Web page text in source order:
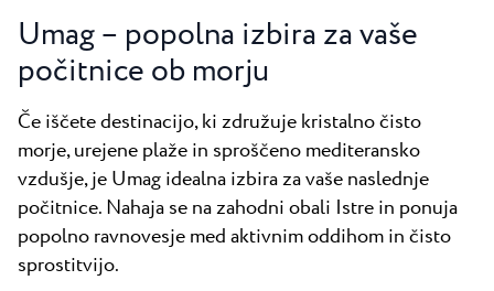
Vsi resorti
Dogodki
Plaže
Aktivne počitnice
Marine
Gastronomija
Pepi Club
Novice
Kontakt
Umag – popolna izbira za vaše
počitnice ob morju
Če iščete destinacijo, ki združuje kristalno čisto
morje, urejene plaže in sproščeno mediteransko
vzdušje, je Umag idealna izbira za vaše naslednje
počitnice. Nahaja se na zahodni obali Istre in ponuja
popolno ravnovesje med aktivnim oddihom in čisto
sprostitvijo.